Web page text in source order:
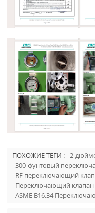
ПОХОЖИЕ ТЕГИ : 2-
300-фунтовый
RF переключающий
Переключающий клапан
ASME B16.34